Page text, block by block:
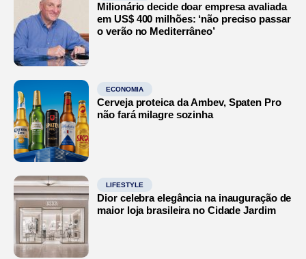
Milionário decide doar empresa avaliada
em US$ 400 milhões: ‘não preciso passar
o verão no Mediterrâneo’
ECONOMIA
Cerveja proteica da Ambev, Spaten Pro
não fará milagre sozinha
LIFESTYLE
Dior celebra elegância na inauguração de
maior loja brasileira no Cidade Jardim